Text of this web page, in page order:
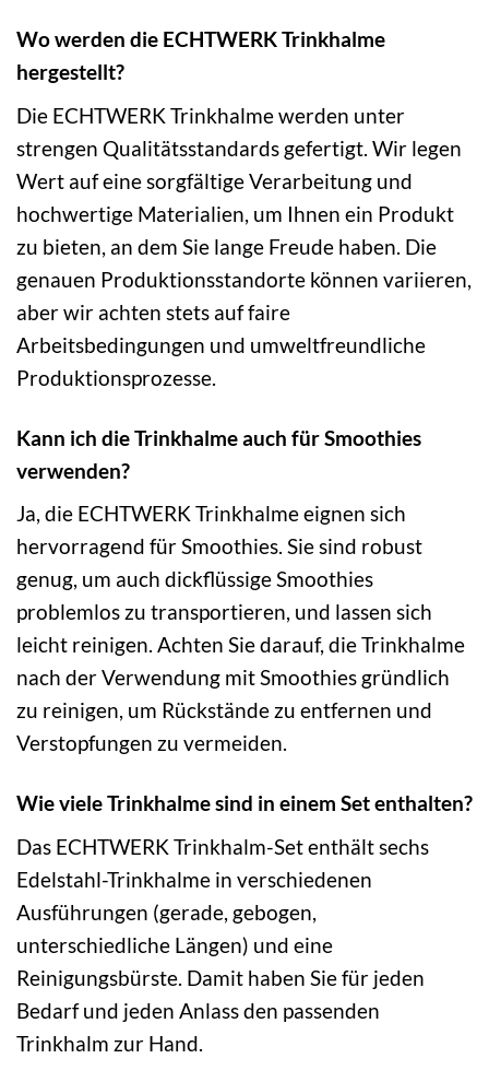
Wo werden die ECHTWERK Trinkhalme
hergestellt?
Die ECHTWERK Trinkhalme werden unter
strengen Qualitätsstandards gefertigt. Wir legen
Wert auf eine sorgfältige Verarbeitung und
hochwertige Materialien, um Ihnen ein Produkt
zu bieten, an dem Sie lange Freude haben. Die
genauen Produktionsstandorte können variieren,
aber wir achten stets auf faire
Arbeitsbedingungen und umweltfreundliche
Produktionsprozesse.
Kann ich die Trinkhalme auch für Smoothies
verwenden?
Ja, die ECHTWERK Trinkhalme eignen sich
hervorragend für Smoothies. Sie sind robust
genug, um auch dickflüssige Smoothies
problemlos zu transportieren, und lassen sich
leicht reinigen. Achten Sie darauf, die Trinkhalme
nach der Verwendung mit Smoothies gründlich
zu reinigen, um Rückstände zu entfernen und
Verstopfungen zu vermeiden.
Wie viele Trinkhalme sind in einem Set enthalten?
Das ECHTWERK Trinkhalm-Set enthält sechs
Edelstahl-Trinkhalme in verschiedenen
Ausführungen (gerade, gebogen,
unterschiedliche Längen) und eine
Reinigungsbürste. Damit haben Sie für jeden
Bedarf und jeden Anlass den passenden
Trinkhalm zur Hand.